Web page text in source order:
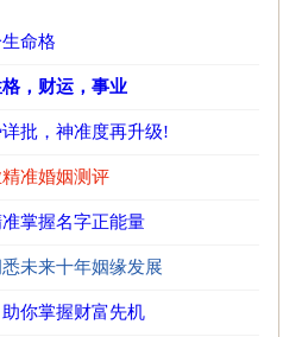
生命格
，财运，事业
详批，神准度再升级!
精准婚姻测评
准掌握名字正能量
悉未来十年姻缘发展
助你掌握财富先机